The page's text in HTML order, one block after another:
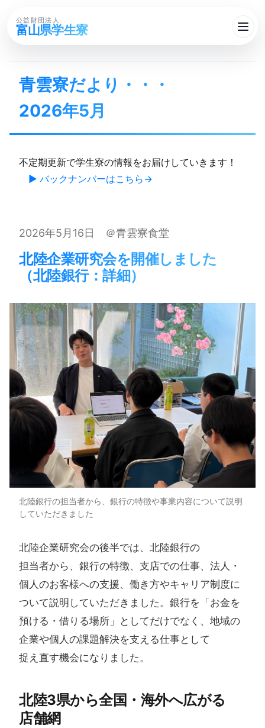
公益財団法人
富山県学生寮
青雲寮だより・・・​
2026年5月
不定期更新で学生寮の情報をお届けしていきます！
▶ バックナンバーはこちら
2026年5月16日 ＠青雲寮食堂
北陸企業研究会を​開催しました​ ​
（北陸銀行：詳細）​
北陸銀行の担当者から、銀行の特徴や事業内容について説明
していただきました
北陸企業研究会の​後半では、​北陸銀行の​
担当者から、​銀行の​特徴、​支店での​仕事、​法人・
個人の​お客様への​支援、​働き方や​キャリア制度に​
ついて​説明していただきました。​銀行を​「お金を​
預ける​・借りる​場所」と​してだけでなく、​地域の​
企業や​個人の​課題解決を​支える​仕事と​して​
捉え直す機会に​なりました。​
北陸3県から​全国・海外へ​広がる​
店舗網